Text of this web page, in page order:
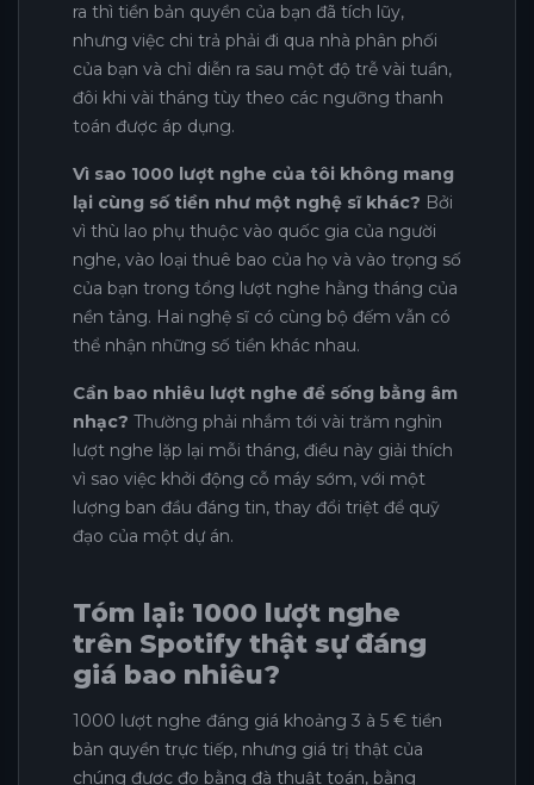
ra thì tiền bản quyền của bạn đã tích lũy,
nhưng việc chi trả phải đi qua nhà phân phối
của bạn và chỉ diễn ra sau một độ trễ vài tuần,
đôi khi vài tháng tùy theo các ngưỡng thanh
toán được áp dụng.
Vì sao 1000 lượt nghe của tôi không mang
lại cùng số tiền như một nghệ sĩ khác? Bởi
vì thù lao phụ thuộc vào quốc gia của người
nghe, vào loại thuê bao của họ và vào trọng số
của bạn trong tổng lượt nghe hằng tháng của
nền tảng. Hai nghệ sĩ có cùng bộ đếm vẫn có
thể nhận những số tiền khác nhau.
Cần bao nhiêu lượt nghe để sống bằng âm
nhạc? Thường phải nhắm tới vài trăm nghìn
lượt nghe lặp lại mỗi tháng, điều này giải thích
vì sao việc khởi động cỗ máy sớm, với một
lượng ban đầu đáng tin, thay đổi triệt để quỹ
đạo của một dự án.
Tóm lại: 1000 lượt nghe
trên Spotify thật sự đáng
giá bao nhiêu?
1000 lượt nghe đáng giá khoảng 3 à 5 € tiền
bản quyền trực tiếp, nhưng giá trị thật của
chúng được đo bằng đà thuật toán, bằng